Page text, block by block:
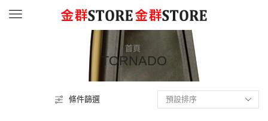
Menu
首頁
TORNADO
條件篩選